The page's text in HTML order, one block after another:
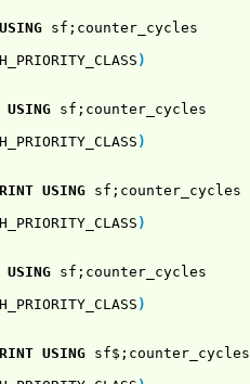
sf;counter_cycles
)
USING sf;counter_cycles
)
USING sf;counter_cycles
)
USING sf;counter_cycles
)
USING sf$;counter_cycles